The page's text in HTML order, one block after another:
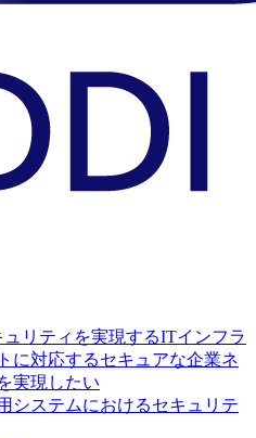
リティを実現するITインフラ
に対応するセキュアな企業ネ
実現したい
システムにおけるセキュリテ